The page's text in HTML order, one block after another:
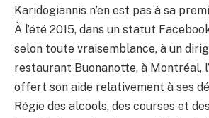
Karidogiannis n’en est pas à sa
À l’été 2015, dans un statut
selon toute vraisemblance, à un
restaurant Buonanotte, à Montréal,
offert son aide relativement à ses
Régie des alcools, des courses et